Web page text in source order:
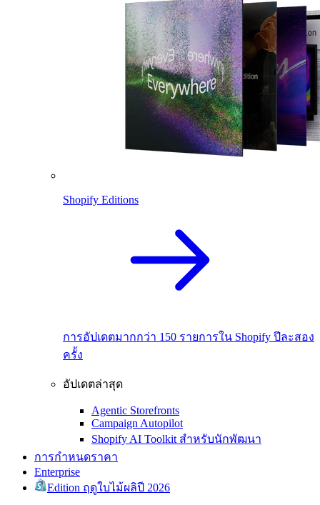
Shopify Editions
การอัปเดตมากกว่า 150 รายการใน Shopify ปีละสอง
ครั้ง
อัปเดตล่าสุด
Agentic Storefronts
Campaign Autopilot
Shopify AI Toolkit สำหรับนักพัฒนา
การกำหนดราคา
Enterprise
Edition ฤดูใบไม้ผลิปี 2026